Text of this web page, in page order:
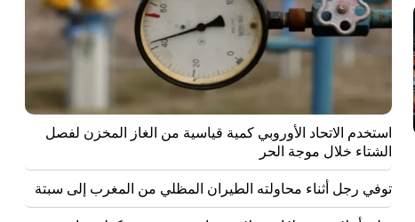
00:23
6 سنوات أخرى وإلى الأبد في فينيسيوس "الحقيقي".
شخص معرضون للخطر
23:19
وصل زيلينسكي إلى صربيا للمرة الأولى. ومن المتوقع إجراء
مفاوضات مهمة مع فوتشيتش
استخدم الاتحاد الأوروبي كمية قياسية من الغاز المخزن لفصل
الشتاء خلال موجة الحر
توفي رجل أثناء محاولته الطيران المظلي من المغرب إلى سبتة